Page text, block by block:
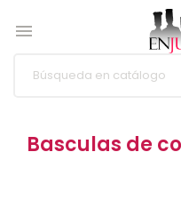

Basculas de